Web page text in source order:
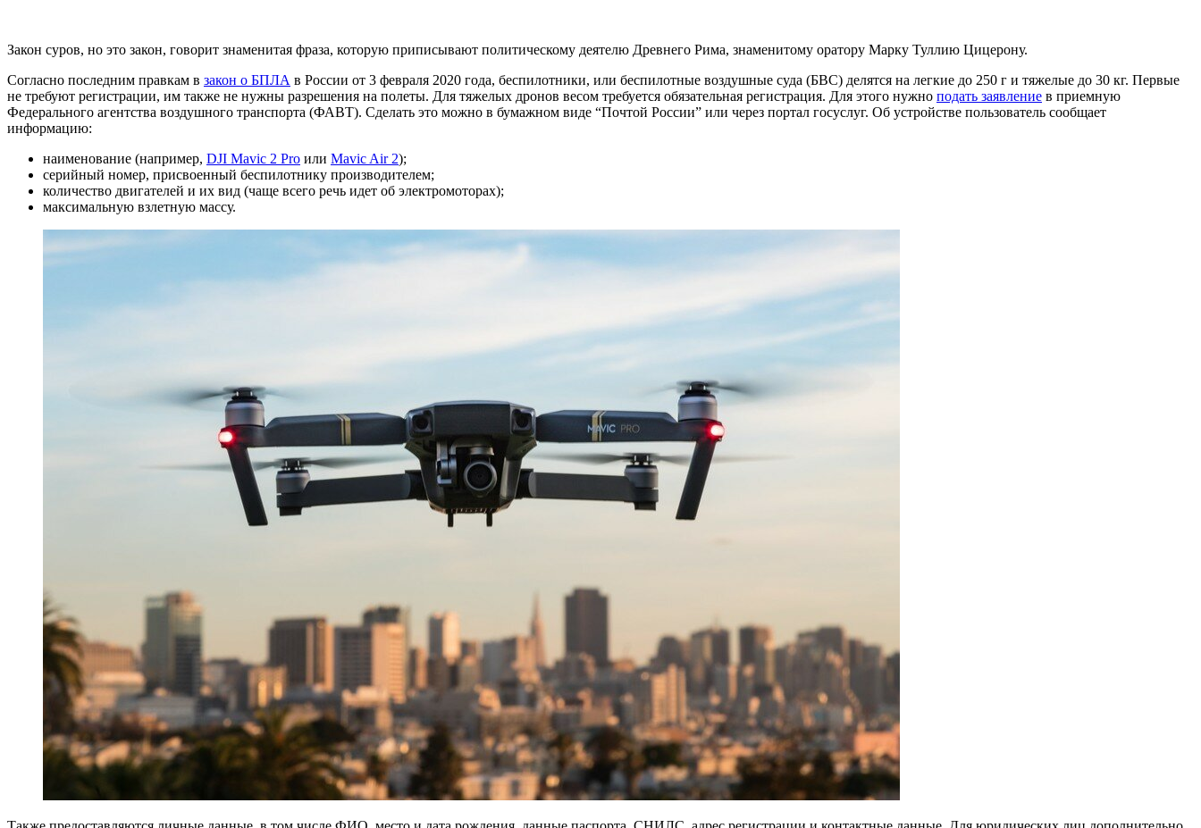
Закон суров, но это закон, говорит знаменитая фраза, которую приписывают политическому деятелю Древнего Рима, знаменитому оратору Марку Туллию Цицерону.
Согласно последним правкам в закон о БПЛА в России от 3 февраля 2020 года, беспилотники, или беспилотные воздушные суда (БВС) делятся на легкие до 250 г и тяжелые до 30 кг. Первые
не требуют регистрации, им также не нужны разрешения на полеты. Для тяжелых дронов весом требуется обязательная регистрация. Для этого нужно подать заявление в приемную
Федерального агентства воздушного транспорта (ФАВТ). Сделать это можно в бумажном виде “Почтой России” или через портал госуслуг. Об устройстве пользователь сообщает
информацию:
наименование (например, DJI Mavic 2 Pro или Mavic Air 2);
серийный номер, присвоенный беспилотнику производителем;
количество двигателей и их вид (чаще всего речь идет об электромоторах);
максимальную взлетную массу.